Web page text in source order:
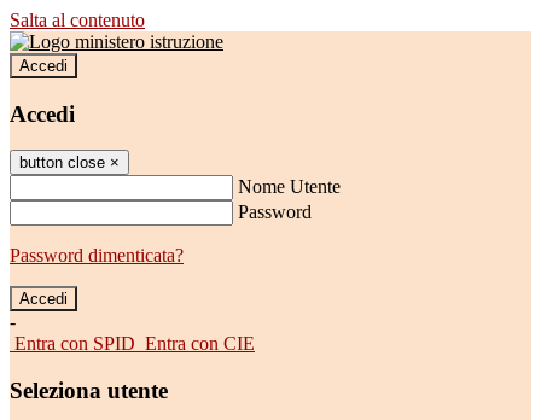
Salta al contenuto
Accedi
Accedi
button close ×
Nome Utente
Password
Password dimenticata?
-
Entra con SPID Entra con CIE
Seleziona utente